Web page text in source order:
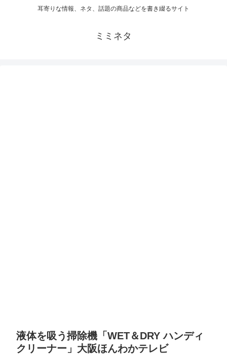
耳寄りな情報、ネタ、話題の商品などを書き綴るサイト
ミミネタ
液体を吸う掃除機「WET＆DRY ハンディ
クリーナー」大阪ほんわかテレビ